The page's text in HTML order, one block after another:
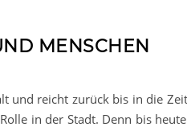
MENSCHEN
und reicht zurück bis in die
in der Stadt. Denn bis